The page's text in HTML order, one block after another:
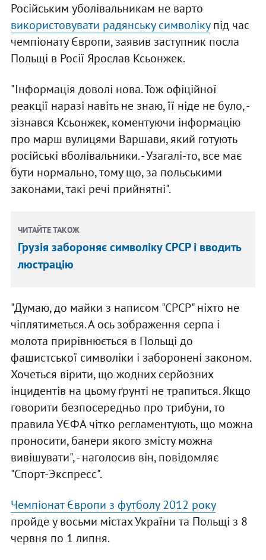
Російським уболівальникам не варто
використовувати радянську символікупід час
чемпіонату Європи, заявив заступник посла
Польщі в Росії Ярослав Ксьонжек.
"Інформація доволі нова. Тож офіційної
реакції наразі навіть не знаю, її ніде не було, -
зізнався Ксьонжек, коментуючи інформацію
про марш вулицями Варшави, який готують
російські вболівальники. - Узагалі-то, все має
бути нормально, тому що, за польськими
законами, такі речі прийнятні".
ЧИТАЙТЕ ТАКОЖ
Грузія забороняє символіку СРСР і вводить
люстрацію
"Думаю, до майки з написом "СРСР" ніхто не
чіплятиметься. А ось зображення серпа і
молота прирівнюється в Польщі до
фашистської символіки і заборонені законом.
Хочеться вірити, що жодних серйозних
інцидентів на цьому ґрунті не трапиться. Якщо
говорити безпосередньо про трибуни, то
правила УЄФА чітко регламентують, що можна
проносити, банери якого змісту можна
вивішувати", - наголосив він, повідомляє
"Спорт-Экспресс".
Чемпіонат Європи з футболу 2012 року
пройде у восьми містах України та Польщі з 8
червня по 1 липня.